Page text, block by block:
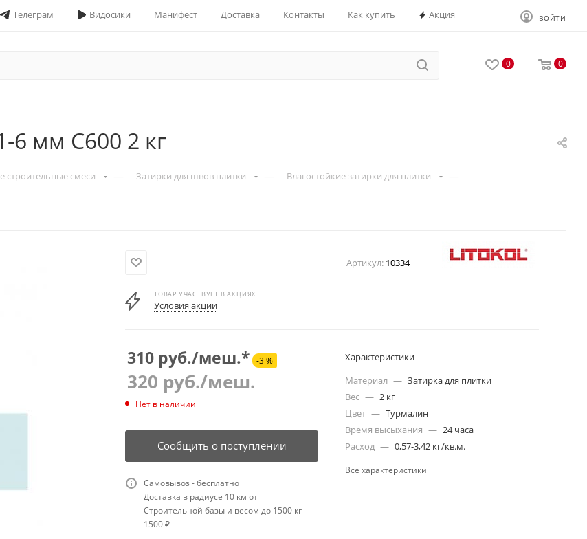
Телеграм Видосики Манифест Доставка Контакты Как купить Акция ВОЙТИ
0 0
6 мм С600 2 кг
строительные смеси — Затирки для швов плитки — Влагостойкие затирки для плитки —
Артикул: 10334
ТОВАР УЧАСТВУЕТ В АКЦИЯХ
Условия акции
310 руб./меш.* -3 %
320 руб./меш.
Нет в наличии
Сообщить о поступлении
Самовывоз - бесплатно
Доставка в радиусе 10 км от
Строительной базы и весом до 1500 кг -
1500 ₽
Характеристики
Материал — Затирка для плитки
Вес — 2 кг
Цвет — Турмалин
Время высыхания — 24 часа
Расход — 0,57-3,42 кг/кв.м.
Все характеристики